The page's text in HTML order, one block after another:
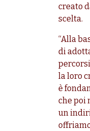
creato
scelta.
“Alla
di
la loro
è
che poi
un